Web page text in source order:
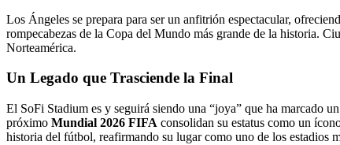
Los Ángeles se prepara para ser un anfitrión espectacular,
rompecabezas de la Copa del Mundo más grande de la historia.
Norteamérica.
Un Legado que Trasciende la Final
El SoFi Stadium es y seguirá siendo una “joya” que ha marcado
próximo Mundial 2026 FIFA consolidan su estatus como un
historia del fútbol, reafirmando su lugar como uno de los estadios